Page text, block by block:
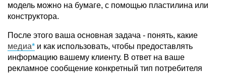
модель можно на бумаге, с помощью пластилина или
конструктора.
После этого ваша основная задача - понять, какие
медиа
и как использовать, чтобы предоставлять
информацию вашему клиенту. В ответ на ваше
рекламное сообщение конкретный тип потребителя